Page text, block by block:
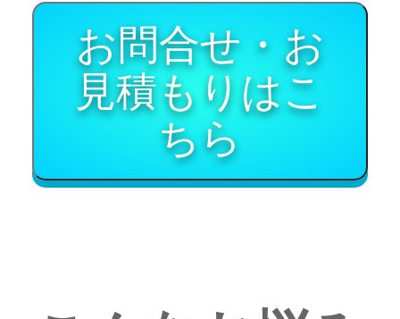
お問合せ・お
見積もりはこ
ちら